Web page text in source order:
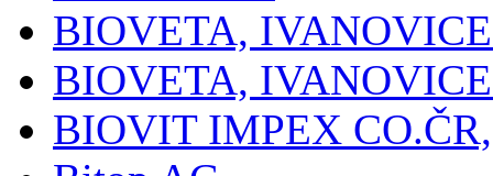
BIOVETA,
BIOVETA,
BIOVIT IMPEX